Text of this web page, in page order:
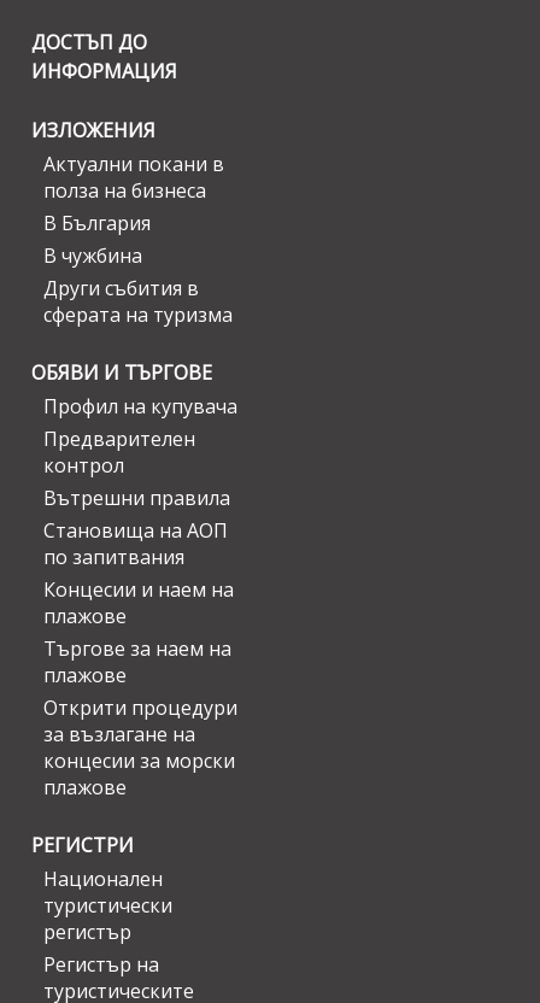
ДОСТЪП ДО
ИНФОРМАЦИЯ
ИЗЛОЖЕНИЯ
Актуални покани в
полза на бизнеса
В България
В чужбина
Други събития в
сферата на туризма
ОБЯВИ И ТЪРГОВЕ
Профил на купувача
Предварителен
контрол
Вътрешни правила
Становища на АОП
по запитвания
Концесии и наем на
плажове
Търгове за наем на
плажове
Открити процедури
за възлагане на
концесии за морски
плажове
РЕГИСТРИ
Национален
туристически
регистър
Регистър на
туристическите